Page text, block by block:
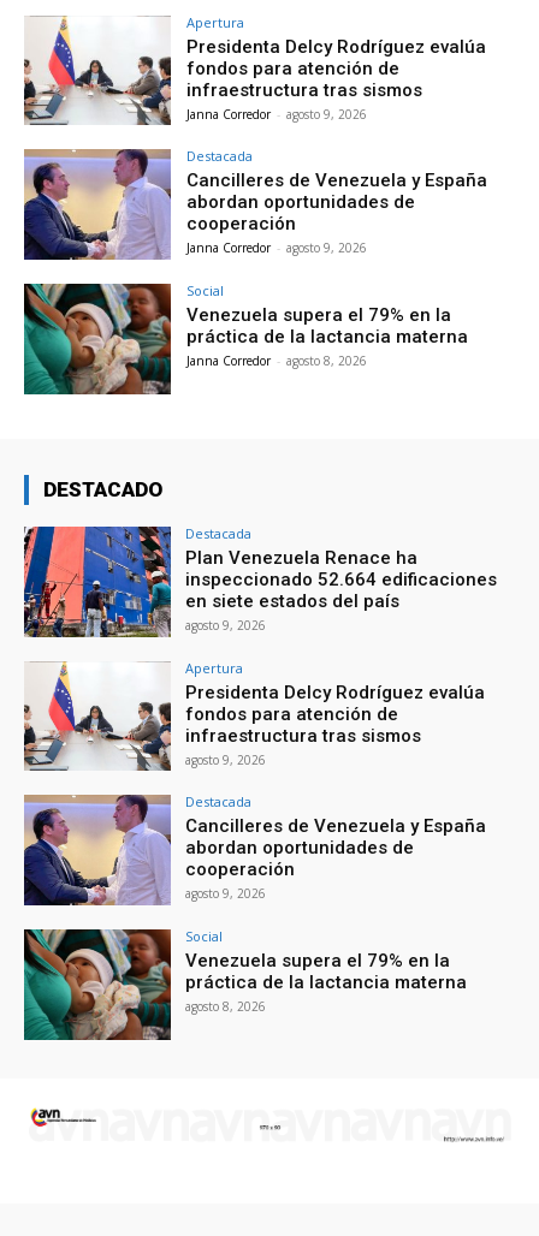
Apertura
Presidenta Delcy Rodríguez evalúa
fondos para atención de
infraestructura tras sismos
Janna Corredor - agosto 9, 2026
Destacada
Cancilleres de Venezuela y España
abordan oportunidades de
cooperación
Janna Corredor - agosto 9, 2026
Social
Venezuela supera el 79% en la
práctica de la lactancia materna
Janna Corredor - agosto 8, 2026
DESTACADO
Destacada
Plan Venezuela Renace ha
inspeccionado 52.664 edificaciones
en siete estados del país
agosto 9, 2026
Apertura
Presidenta Delcy Rodríguez evalúa
fondos para atención de
infraestructura tras sismos
agosto 9, 2026
Destacada
Cancilleres de Venezuela y España
abordan oportunidades de
cooperación
agosto 9, 2026
Social
Venezuela supera el 79% en la
práctica de la lactancia materna
agosto 8, 2026